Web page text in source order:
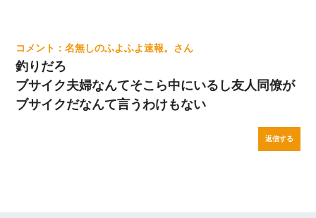
名無しのふよふよ速報。
釣りだろ
ブサイク夫婦なんてそこら中にいるし友人同僚が
ブサイクだなんて言うわけもない
返信する